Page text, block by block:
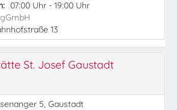
07:00 Uhr - 19:00 Uhr
13
St. Josef Gaustadt
5, Gaustadt